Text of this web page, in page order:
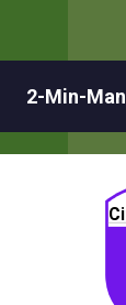
2-Min-Man